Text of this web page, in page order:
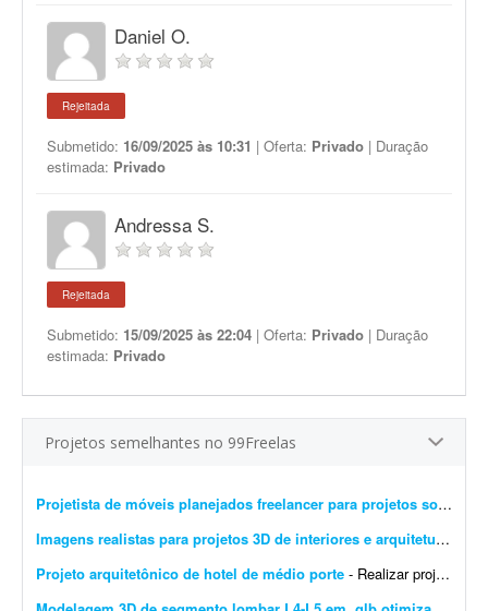
Daniel O.
Rejeitada
Submetido: 16/09/2025 às 10:31 | Oferta: Privado | Duração
estimada: Privado
Andressa S.
Rejeitada
Submetido: 15/09/2025 às 22:04 | Oferta: Privado | Duração
estimada: Privado
Projetos semelhantes no 99Freelas
Projetista de móveis planejados freelancer para projetos sob medida
Imagens realistas para projetos 3D de interiores e arquitetura
Projeto arquitetônico de hotel de médio porte - Realizar projeto arquitetônico para hotel de médio porte e entregar os desenhos técnicos realizados em softwares de modelagem CAD/BIM. Você deverá entregar: * Rel...